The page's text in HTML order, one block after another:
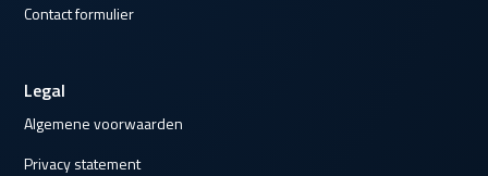
Contact formulier
Legal
Algemene voorwaarden
Privacy statement